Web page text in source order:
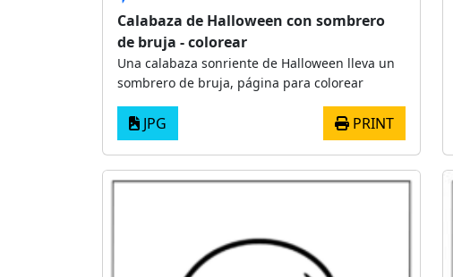
Calabaza de Halloween con sombrero
de bruja - colorear
Una calabaza sonriente de Halloween lleva un
sombrero de bruja, página para colorear
JPG PRINT